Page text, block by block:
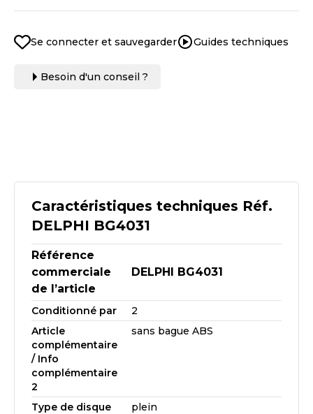
Caractéristiques techniques Réf.
DELPHI BG4031
Référence
commerciale
de l’article
DELPHI BG4031
Conditionné par
2
Article
complémentaire
/ Info
complémentaire
2
sans bague ABS
Type de disque
plein
Se connecter et sauvegarder Guides techniques
Besoin d'un conseil ?